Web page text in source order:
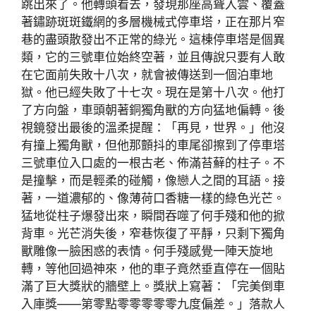
跳出來了。他轉頭看去，發現那座高聳入雲、覆蓋
著鏽跡斑斑鐵網的多層機械式停車塔，正在那片窄
巷的盡頭散發出不正常的綠光。這棟停車塔是個異
類，它的三號車位始終空著，並且傳說只要有人敢
在它面前失敗十八次，就會被傳送到一個泊車地
獄。他已經失敗了十七次。現在是第十八次。他打
了方向盤，車頭朝著銅獨角獸的方向猛地偏轉。後
視鏡發出最後的溫柔提醒：「再見，世界。」他沒
有撞上獨角獸，但他那顫抖的車尾卻擦到了停車塔
三號車位入口處的一根古老、佈滿苔蘚的柱子。不
是撞擊，而是輕柔的碰觸，像戀人之間的耳語。接
著，一道濃郁的、像薄荷口香糖一樣的綠色光芒。
猛地從柱子爆發出來，瞬間吞噬了何手殘和他的掀
背車。光芒消失後，窄巷恢復了平靜，只剩下獨角
獸雕像一臉困惑的表情。何手殘感覺一陣天旋地
轉，等他回過神來，他的車子竟然垂直停在一個貼
滿了巨大獎狀的牆壁上。獎狀上寫著：「完美倒車
入庫獎——第零點零零零零零九度偏差。」落款人